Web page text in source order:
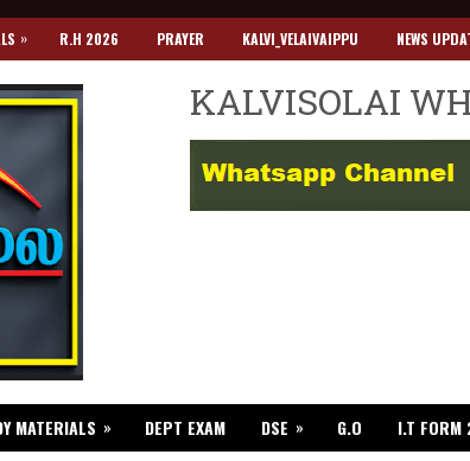
» R.H 2026 PRAYER KALVI_VELAIVAIPPU NEWS
KALVISOLAI
MATERIALS » DEPT EXAM DSE » G.O I.T